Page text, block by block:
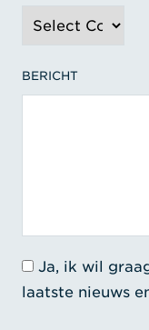
BERICHT
Ja, ik wil
laatste nieuws